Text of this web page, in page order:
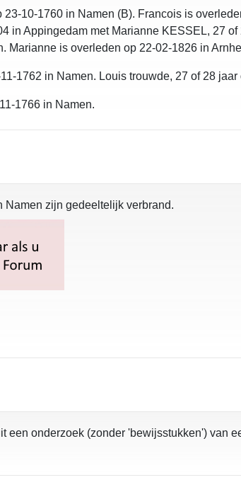
23-10-1760 in Namen (B). Francois is
in Appingedam met Marianne KESSEL, 27
Marianne is overleden op 22-02-1826 in
1762 in Namen. Louis trouwde, 27 of 28
1766 in Namen.
Namen zijn gedeeltelijk verbrand.
een onderzoek (zonder 'bewijsstukken') van